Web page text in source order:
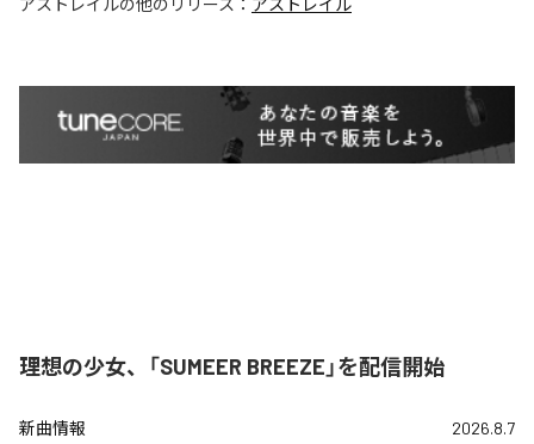
理想の少女、「SUMEER BREEZE」を配信開始
新曲情報 2026.8.7